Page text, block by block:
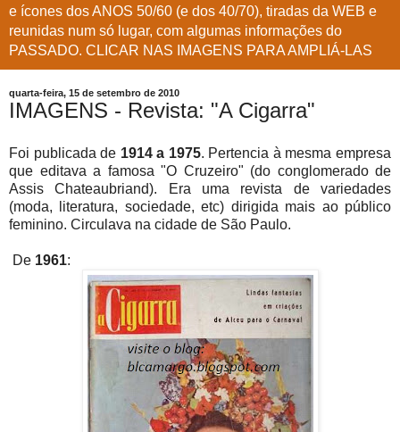
e ícones dos ANOS 50/60 (e dos 40/70), tiradas da WEB e
reunidas num só lugar, com algumas informações do
PASSADO. CLICAR NAS IMAGENS PARA AMPLIÁ-LAS
quarta-feira, 15 de setembro de 2010
IMAGENS - Revista: "A Cigarra"
Foi publicada de 1914 a 1975. Pertencia à mesma empresa
que editava a famosa "O Cruzeiro" (do conglomerado de
Assis Chateaubriand). Era uma revista de variedades
(moda, literatura, sociedade, etc) dirigida mais ao público
feminino. Circulava na cidade de São Paulo.
De 1961: